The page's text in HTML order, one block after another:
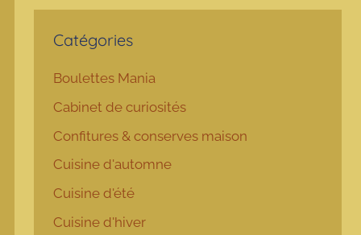
Catégories
Boulettes Mania
Cabinet de curiosités
Confitures & conserves maison
Cuisine d'automne
Cuisine d'été
Cuisine d'hiver